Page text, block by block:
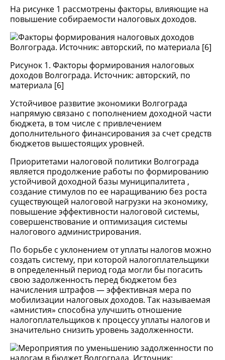
На рисунке 1 рассмотрены факторы, влияющие на
повышение собираемости налоговых доходов.
Рисунок 1. Факторы формирования налоговых
доходов Волгограда. Источник: авторский, по
материала [6]
Устойчивое развитие экономики Волгограда
напрямую связано с пополнением доходной части
бюджета, в том числе с привлечением
дополнительного финансирования за счет средств
бюджетов вышестоящих уровней.
Приоритетами налоговой политики Волгограда
является продолжение работы по формированию
устойчивой доходной базы муниципалитета ,
создание стимулов по ее наращиванию без роста
существующей налоговой нагрузки на экономику,
повышение эффективности налоговой системы,
совершенствование и оптимизация системы
налогового администрирования.
По борьбе с уклонением от уплаты налогов можно
создать систему, при которой налогоплательщики
в определенный период года могли бы погасить
свою задолженность перед бюджетом без
начисления штрафов — эффективная мера по
мобилизации налоговых доходов. Так называемая
«амнистия» способна улучшить отношение
налогоплательщиков к процессу уплаты налогов и
значительно снизить уровень задолженности.